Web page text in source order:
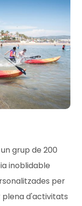
grup de 200
inoblidable
per
plena d'activitats